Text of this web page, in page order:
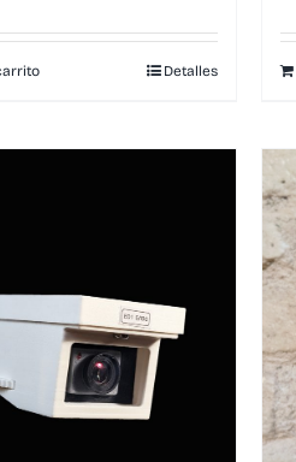
Detalles